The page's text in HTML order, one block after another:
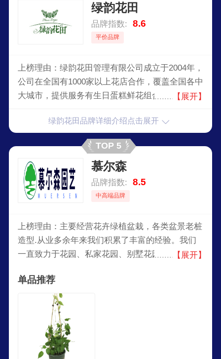
绿韵花田
品牌指数: 8.6
平价品牌
上榜理由：绿韵花田管理有限公司成立于2004年，
公司在全国有1000家以上花店合作，覆盖全国各中
大城市，提供服务有生日蛋糕鲜花组合、爱情/亲
庆鲜花，礼盒鲜花、国外进口礼盒鲜花的专业服
务，致力于为消费者提供最新鲜的花材、最独特的
花艺设计、最丰富的情感表达和最专业的客服及配
送服务。
【展开】
绿韵花田品牌详细介绍点击展开
TOP 5
慕尔森
品牌指数: 8.5
中高端品牌
上榜理由：主要经营花卉绿植盆栽，各类盆景老桩
造型.从业多余年来我们积累了丰富的经验。我们
一直致力于花园、私家花园、别墅花园的设计并与
理为客户打造高品质花园景观.并且赢得了客户的
【展开】
单品推荐